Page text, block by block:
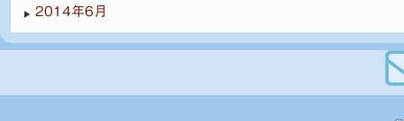
2014年6月